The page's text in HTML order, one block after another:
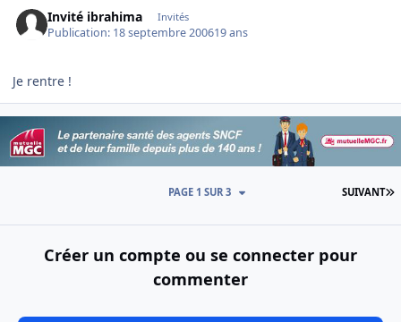
Invité ibrahima Invités
Publication: 18 septembre 200619 ans
Je rentre !
SUIVANT
PAGE 1 SUR 3
Créer un compte ou se connecter pour
commenter